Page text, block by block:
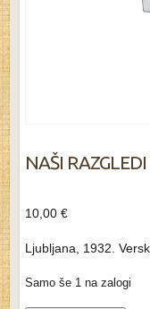
NAŠI RAZGLEDI
10,00 €
Ljubljana, 1932.
Samo še 1 na zalogi